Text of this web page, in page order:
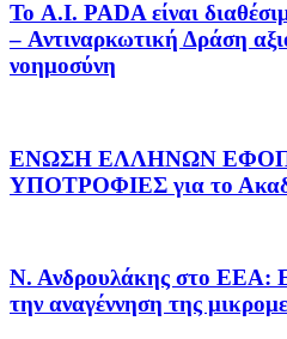
Το A.I. PADA είναι
– Αντιναρκωτική Δράση
νοημοσύνη
ΕΝΩΣΗ ΕΛΛΗΝΩΝ
ΥΠΟΤΡΟΦΙΕΣ για το
Ν. Ανδρουλάκης στο ΕΕΑ:
την αναγέννηση της